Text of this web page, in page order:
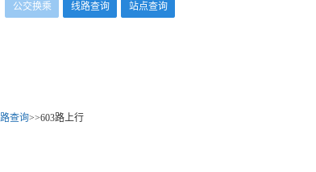
公交换乘 线路查询 站点查询
查询>>603路上行